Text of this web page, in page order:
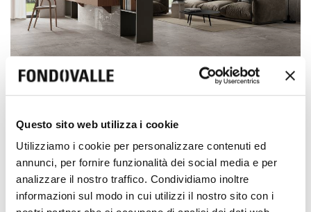
Questo sito web utilizza i cookie
Utilizziamo i cookie per personalizzare contenuti ed
annunci, per fornire funzionalità dei social media e per
analizzare il nostro traffico. Condividiamo inoltre
informazioni sul modo in cui utilizzi il nostro sito con i
Alpine